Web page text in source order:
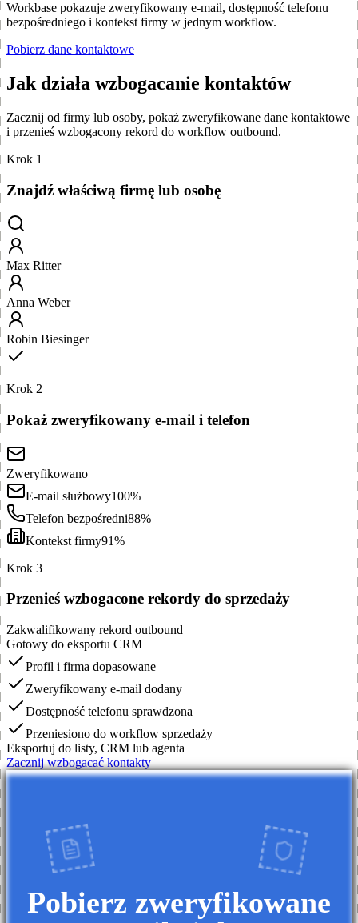
Workbase pokazuje zweryfikowany e-mail, dostępność telefonu
bezpośredniego i kontekst firmy w jednym workflow.
Pobierz dane kontaktowe
Jak działa wzbogacanie kontaktów
Zacznij od firmy lub osoby, pokaż zweryfikowane dane kontaktowe
i przenieś wzbogacony rekord do workflow outbound.
Krok 1
Znajdź właściwą firmę lub osobę
Max Ritter
Anna Weber
Robin Biesinger
Krok 2
Pokaż zweryfikowany e-mail i telefon
Zweryfikowano
E-mail służbowy100%
Telefon bezpośredni88%
Kontekst firmy91%
Krok 3
Przenieś wzbogacone rekordy do sprzedaży
Zakwalifikowany rekord outbound
Gotowy do eksportu CRM
Profil i firma dopasowane
Zweryfikowany e-mail dodany
Dostępność telefonu sprawdzona
Przeniesiono do workflow sprzedaży
Eksportuj do listy, CRM lub agenta
Zacznij wzbogacać kontakty
Pobierz zweryfikowane